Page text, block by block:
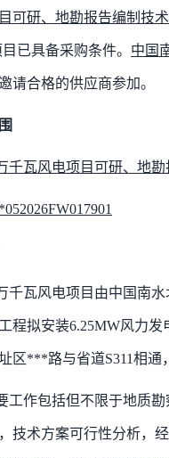
可研、地勘报告编制技
已具备采购条件。 中国
请合格的供应商参加。
千瓦风电项目可研、地
千瓦风电项目由中国南
程拟安装6.25MW风力
区***路与省道S311相通
工作包括但不限于地质勘
技术方案可行性分析，